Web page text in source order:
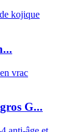
G...